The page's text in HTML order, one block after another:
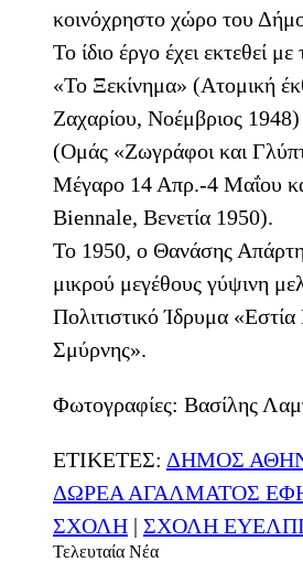
κοινόχρηστο χώρο του
Το ίδιο έργο έχει εκτεθεί με
«Το Ξεκίνημα» (Ατομική
Ζαχαρίου, Νοέμβριος
(Ομάς «Ζωγράφοι και
Μέγαρο 14 Απρ.-4 Μαΐου
Biennale, Βενετία 1950).
Το 1950, ο Θανάσης
μικρού μεγέθους γύψινη
Πολιτιστικό Ίδρυμα
Σμύρνης».
Φωτογραφίες: Βασίλης
ΕΤΙΚΕΤΕΣ: ΔΗΜΟΣ
ΔΩΡΕΑ ΑΓΑΛΜΑΤΟΣ
ΣΧΟΛΗ | ΣΧΟΛΗ
Τελευταία Νέα